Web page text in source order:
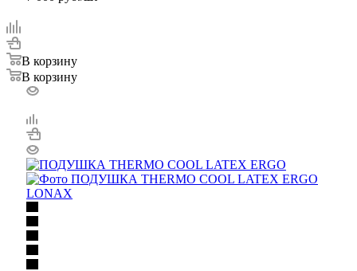
В корзину
В корзину